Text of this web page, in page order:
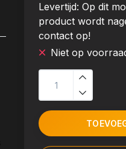
Levertijd: Op dit
product wordt
contact op!
Niet op